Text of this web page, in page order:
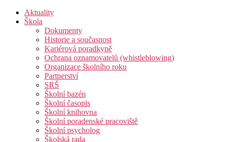
Aktuality
Škola
Dokumenty
Historie a současnost
Kariérová poradkyně
Ochrana oznamovatelů (whistleblowing)
Organizace školního roku
Partnerství
SRŠ
Školní bazén
Školní časopis
Školní knihovna
Školní poradenské pracoviště
Školní psycholog
Školská rada